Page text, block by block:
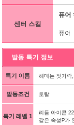
센터 스킬
퓨어
퓨어
발동 특기 정보
특기 이름 헤매는 젓가락
발동조건 토탈
특기 레벨 1
리듬 아이콘
같은 속성P가